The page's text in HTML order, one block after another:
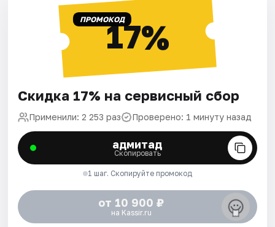
ПРОМОКОД17%
Скидка 17% на сервисный сбор
Применили: 2 253 раз Проверено: 1 минуту назад
адмитад
Скопировать
1 шаг. Скопируйте промокод
от 10 900 ₽
на Kassir.ru